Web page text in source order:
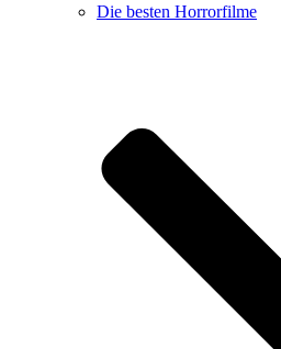
Die besten Horrorfilme